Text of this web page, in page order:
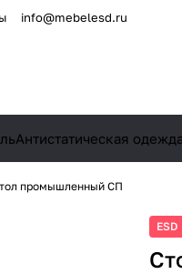
info@mebelesd.ru
Антистатическая одежда
промышленный СП
ESD